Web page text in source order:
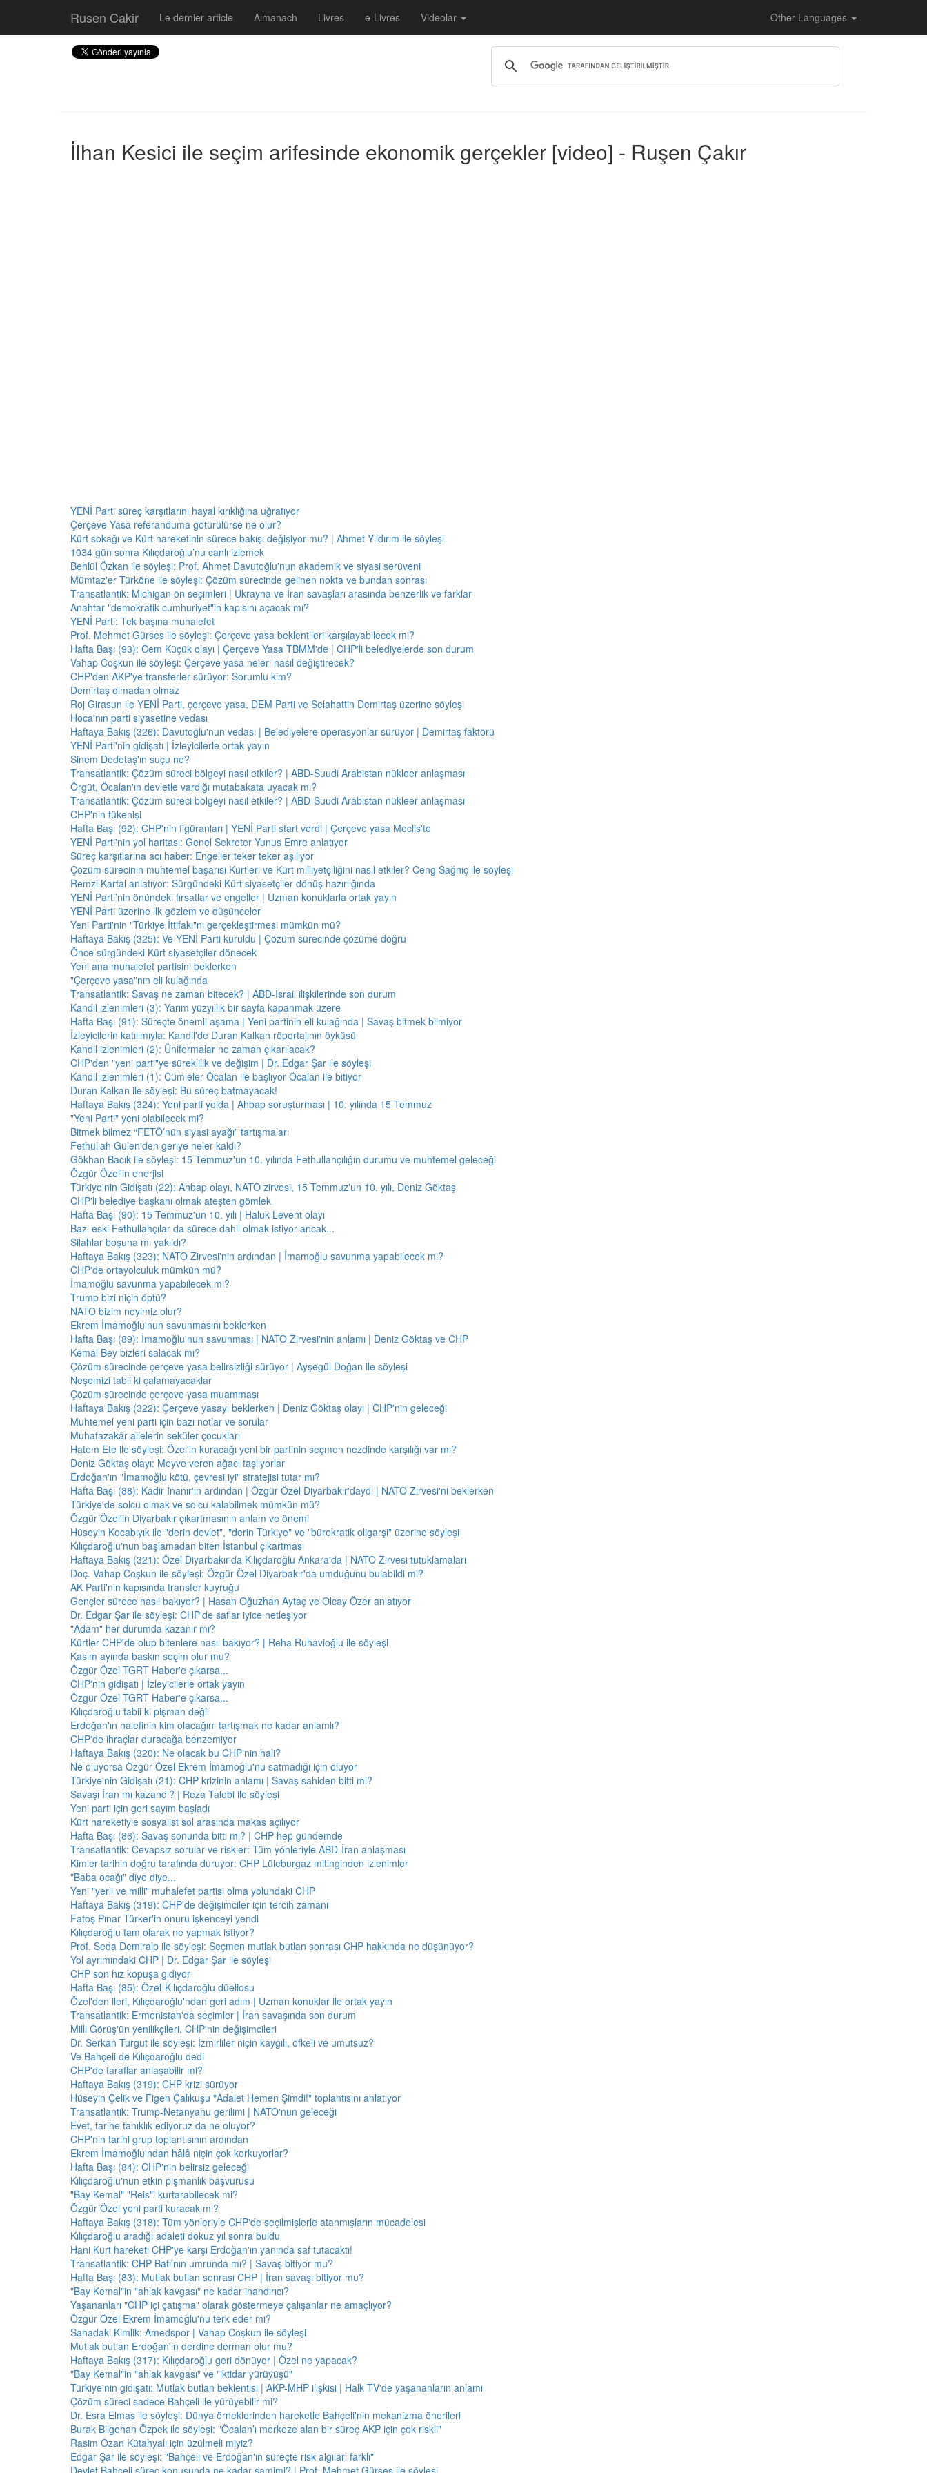
Rusen Cakir Le dernier article Almanach Livres e-Livres Videolar Other Languages
İlhan Kesici ile seçim arifesinde ekonomik gerçekler [video] - Ruşen Çakır
YENİ Parti süreç karşıtlarını hayal kırıklığına uğratıyor
Çerçeve Yasa referanduma götürülürse ne olur?
Kürt sokağı ve Kürt hareketinin sürece bakışı değişiyor mu? | Ahmet Yıldırım ile söyleşi
1034 gün sonra Kılıçdaroğlu’nu canlı izlemek
Behlül Özkan ile söyleşi: Prof. Ahmet Davutoğlu'nun akademik ve siyasi serüveni
Mümtaz'er Türköne ile söyleşi: Çözüm sürecinde gelinen nokta ve bundan sonrası
Transatlantik: Michigan ön seçimleri | Ukrayna ve İran savaşları arasında benzerlik ve farklar
Anahtar "demokratik cumhuriyet"in kapısını açacak mı?
YENİ Parti: Tek başına muhalefet
Prof. Mehmet Gürses ile söyleşi: Çerçeve yasa beklentileri karşılayabilecek mi?
Hafta Başı (93): Cem Küçük olayı | Çerçeve Yasa TBMM'de | CHP'li belediyelerde son durum
Vahap Coşkun ile söyleşi: Çerçeve yasa neleri nasıl değiştirecek?
CHP'den AKP'ye transferler sürüyor: Sorumlu kim?
Demirtaş olmadan olmaz
Roj Girasun ile YENİ Parti, çerçeve yasa, DEM Parti ve Selahattin Demirtaş üzerine söyleşi
Hoca'nın parti siyasetine vedası
Haftaya Bakış (326): Davutoğlu'nun vedası | Belediyelere operasyonlar sürüyor | Demirtaş faktörü
YENİ Parti'nin gidişatı | İzleyicilerle ortak yayın
Sinem Dedetaş'ın suçu ne?
Transatlantik: Çözüm süreci bölgeyi nasıl etkiler? | ABD-Suudi Arabistan nükleer anlaşması
Örgüt, Öcalan'ın devletle vardığı mutabakata uyacak mı?
Transatlantik: Çözüm süreci bölgeyi nasıl etkiler? | ABD-Suudi Arabistan nükleer anlaşması
CHP'nin tükenişi
Hafta Başı (92): CHP'nin figüranları | YENİ Parti start verdi | Çerçeve yasa Meclis'te
YENİ Parti'nin yol haritası: Genel Sekreter Yunus Emre anlatıyor
Süreç karşıtlarına acı haber: Engeller teker teker aşılıyor
Çözüm sürecinin muhtemel başarısı Kürtleri ve Kürt milliyetçiliğini nasıl etkiler? Ceng Sağnıç ile söyleşi
Remzi Kartal anlatıyor: Sürgündeki Kürt siyasetçiler dönüş hazırlığında
YENİ Parti’nin önündeki fırsatlar ve engeller | Uzman konuklarla ortak yayın
YENİ Parti üzerine ilk gözlem ve düşünceler
Yeni Parti'nin "Türkiye İttifakı"nı gerçekleştirmesi mümkün mü?
Haftaya Bakış (325): Ve YENİ Parti kuruldu | Çözüm sürecinde çözüme doğru
Önce sürgündeki Kürt siyasetçiler dönecek
Yeni ana muhalefet partisini beklerken
"Çerçeve yasa"nın eli kulağında
Transatlantik: Savaş ne zaman bitecek? | ABD-İsrail ilişkilerinde son durum
Kandil izlenimleri (3): Yarım yüzyıllık bir sayfa kapanmak üzere
Hafta Başı (91): Süreçte önemli aşama | Yeni partinin eli kulağında | Savaş bitmek bilmiyor
İzleyicilerin katılımıyla: Kandil'de Duran Kalkan röportajının öyküsü
Kandil izlenimleri (2): Üniformalar ne zaman çıkarılacak?
CHP'den "yeni parti"ye süreklilik ve değişim | Dr. Edgar Şar ile söyleşi
Kandil izlenimleri (1): Cümleler Öcalan ile başlıyor Öcalan ile bitiyor
Duran Kalkan ile söyleşi: Bu süreç batmayacak!
Haftaya Bakış (324): Yeni parti yolda | Ahbap soruşturması | 10. yılında 15 Temmuz
"Yeni Parti" yeni olabilecek mi?
Bitmek bilmez “FETÖ’nün siyasi ayağı” tartışmaları
Fethullah Gülen'den geriye neler kaldı?
Gökhan Bacık ile söyleşi: 15 Temmuz'un 10. yılında Fethullahçılığın durumu ve muhtemel geleceği
Özgür Özel'in enerjisi
Türkiye'nin Gidişatı (22): Ahbap olayı, NATO zirvesi, 15 Temmuz'un 10. yılı, Deniz Göktaş
CHP'li belediye başkanı olmak ateşten gömlek
Hafta Başı (90): 15 Temmuz'un 10. yılı | Haluk Levent olayı
Bazı eski Fethullahçılar da sürece dahil olmak istiyor ancak...
Silahlar boşuna mı yakıldı?
Haftaya Bakış (323): NATO Zirvesi'nin ardından | İmamoğlu savunma yapabilecek mi?
CHP'de ortayolculuk mümkün mü?
İmamoğlu savunma yapabilecek mi?
Trump bizi niçin öptü?
NATO bizim neyimiz olur?
Ekrem İmamoğlu'nun savunmasını beklerken
Hafta Başı (89): İmamoğlu'nun savunması | NATO Zirvesi'nin anlamı | Deniz Göktaş ve CHP
Kemal Bey bizleri salacak mı?
Çözüm sürecinde çerçeve yasa belirsizliği sürüyor | Ayşegül Doğan ile söyleşi
Neşemizi tabii ki çalamayacaklar
Çözüm sürecinde çerçeve yasa muamması
Haftaya Bakış (322): Çerçeve yasayı beklerken | Deniz Göktaş olayı | CHP'nin geleceği
Muhtemel yeni parti için bazı notlar ve sorular
Muhafazakâr ailelerin seküler çocukları
Hatem Ete ile söyleşi: Özel'in kuracağı yeni bir partinin seçmen nezdinde karşılığı var mı?
Deniz Göktaş olayı: Meyve veren ağacı taşlıyorlar
Erdoğan'ın "İmamoğlu kötü, çevresi iyi" stratejisi tutar mı?
Hafta Başı (88): Kadir İnanır'ın ardından | Özgür Özel Diyarbakır'daydı | NATO Zirvesi'ni beklerken
Türkiye'de solcu olmak ve solcu kalabilmek mümkün mü?
Özgür Özel'in Diyarbakır çıkartmasının anlam ve önemi
Hüseyin Kocabıyık ile "derin devlet", "derin Türkiye" ve "bürokratik oligarşi" üzerine söyleşi
Kılıçdaroğlu'nun başlamadan biten İstanbul çıkartması
Haftaya Bakış (321): Özel Diyarbakır'da Kılıçdaroğlu Ankara'da | NATO Zirvesi tutuklamaları
Doç. Vahap Coşkun ile söyleşi: Özgür Özel Diyarbakır'da umduğunu bulabildi mi?
AK Parti'nin kapısında transfer kuyruğu
Gençler sürece nasıl bakıyor? | Hasan Oğuzhan Aytaç ve Olcay Özer anlatıyor
Dr. Edgar Şar ile söyleşi: CHP'de saflar iyice netleşiyor
"Adam" her durumda kazanır mı?
Kürtler CHP'de olup bitenlere nasıl bakıyor? | Reha Ruhavioğlu ile söyleşi
Kasım ayında baskın seçim olur mu?
Özgür Özel TGRT Haber'e çıkarsa...
CHP'nin gidişatı | İzleyicilerle ortak yayın
Özgür Özel TGRT Haber'e çıkarsa...
Kılıçdaroğlu tabii ki pişman değil
Erdoğan'ın halefinin kim olacağını tartışmak ne kadar anlamlı?
CHP'de ihraçlar duracağa benzemiyor
Haftaya Bakış (320): Ne olacak bu CHP'nin hali?
Ne oluyorsa Özgür Özel Ekrem İmamoğlu'nu satmadığı için oluyor
Türkiye'nin Gidişatı (21): CHP krizinin anlamı | Savaş sahiden bitti mi?
Savaşı İran mı kazandı? | Reza Talebi ile söyleşi
Yeni parti için geri sayım başladı
Kürt hareketiyle sosyalist sol arasında makas açılıyor
Hafta Başı (86): Savaş sonunda bitti mi? | CHP hep gündemde
Transatlantik: Cevapsız sorular ve riskler: Tüm yönleriyle ABD-İran anlaşması
Kimler tarihin doğru tarafında duruyor: CHP Lüleburgaz mitinginden izlenimler
"Baba ocağı" diye diye...
Yeni "yerli ve milli" muhalefet partisi olma yolundaki CHP
Haftaya Bakış (319): CHP’de değişimciler için tercih zamanı
Fatoş Pınar Türker'in onuru işkenceyi yendi
Kılıçdaroğlu tam olarak ne yapmak istiyor?
Prof. Seda Demiralp ile söyleşi: Seçmen mutlak butlan sonrası CHP hakkında ne düşünüyor?
Yol ayrımındaki CHP | Dr. Edgar Şar ile söyleşi
CHP son hız kopuşa gidiyor
Hafta Başı (85): Özel-Kılıçdaroğlu düellosu
Özel'den ileri, Kılıçdaroğlu'ndan geri adım | Uzman konuklar ile ortak yayın
Transatlantik: Ermenistan'da seçimler | İran savaşında son durum
Milli Görüş'ün yenilikçileri, CHP'nin değişimcileri
Dr. Serkan Turgut ile söyleşi: İzmirliler niçin kaygılı, öfkeli ve umutsuz?
Ve Bahçeli de Kılıçdaroğlu dedi
CHP'de taraflar anlaşabilir mi?
Haftaya Bakış (319): CHP krizi sürüyor
Hüseyin Çelik ve Figen Çalıkuşu "Adalet Hemen Şimdi!" toplantısını anlatıyor
Transatlantik: Trump-Netanyahu gerilimi | NATO'nun geleceği
Evet, tarihe tanıklık ediyoruz da ne oluyor?
CHP'nin tarihi grup toplantısının ardından
Ekrem İmamoğlu'ndan hâlâ niçin çok korkuyorlar?
Hafta Başı (84): CHP'nin belirsiz geleceği
Kılıçdaroğlu'nun etkin pişmanlık başvurusu
"Bay Kemal" "Reis"i kurtarabilecek mi?
Özgür Özel yeni parti kuracak mı?
Haftaya Bakış (318): Tüm yönleriyle CHP'de seçilmişlerle atanmışların mücadelesi
Kılıçdaroğlu aradığı adaleti dokuz yıl sonra buldu
Hani Kürt hareketi CHP'ye karşı Erdoğan'ın yanında saf tutacaktı!
Transatlantik: CHP Batı'nın umrunda mı? | Savaş bitiyor mu?
Hafta Başı (83): Mutlak butlan sonrası CHP | İran savaşı bitiyor mu?
"Bay Kemal"in "ahlak kavgası" ne kadar inandırıcı?
Yaşananları "CHP içi çatışma" olarak göstermeye çalışanlar ne amaçlıyor?
Özgür Özel Ekrem İmamoğlu'nu terk eder mi?
Sahadaki Kimlik: Amedspor | Vahap Coşkun ile söyleşi
Mutlak butlan Erdoğan'ın derdine derman olur mu?
Haftaya Bakış (317): Kılıçdaroğlu geri dönüyor | Özel ne yapacak?
"Bay Kemal"in "ahlak kavgası" ve "iktidar yürüyüşü"
Türkiye'nin gidişatı: Mutlak butlan beklentisi | AKP-MHP ilişkisi | Halk TV'de yaşananların anlamı
Çözüm süreci sadece Bahçeli ile yürüyebilir mi?
Dr. Esra Elmas ile söyleşi: Dünya örneklerinden hareketle Bahçeli'nin mekanizma önerileri
Burak Bilgehan Özpek ile söyleşi: "Öcalan’ı merkeze alan bir süreç AKP için çok riskli"
Rasim Ozan Kütahyalı için üzülmeli miyiz?
Edgar Şar ile söyleşi: "Bahçeli ve Erdoğan'ın süreçte risk algıları farklı"
Devlet Bahçeli süreç konusunda ne kadar samimi? | Prof. Mehmet Gürses ile söyleşi